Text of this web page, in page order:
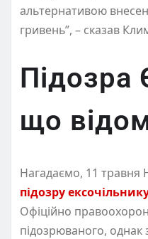
альтернативою
гривень”, – сказав
Підозра
що
Нагадаємо, 11 травня
підозру
Офіційно
підозрюваного, однак